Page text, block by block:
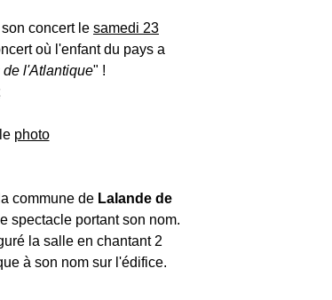
concert le samedi 23
où l'enfant du pays a
de l'Atlantique" !
photo
commune de Lalande de
spectacle portant son nom.
la salle en chantant 2
à son nom sur l'édifice.